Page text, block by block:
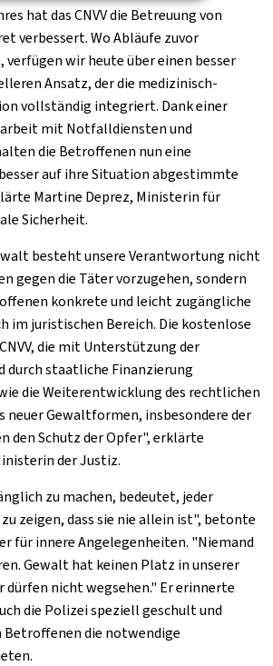
hat das CNVV die Betreuung von
verbessert. Wo Abläufe zuvor
wir heute über einen besser
Ansatz, der die medizinisch-
vollständig integriert. Dank einer
mit Notfalldiensten und
die Betroffenen nun eine
auf ihre Situation abgestimmte
Martine Deprez, Ministerin für
Sicherheit.
besteht unsere Verantwortung nicht
gegen die Täter vorzugehen, sondern
konkrete und leicht zugängliche
im juristischen Bereich. Die kostenlose
die mit Unterstützung der
durch staatliche Finanzierung
die Weiterentwicklung des rechtlichen
neuer Gewaltformen, insbesondere der
den Schutz der Opfer", erklärte
der Justiz.
zu machen, bedeutet, jeder
zeigen, dass sie nie allein ist", betonte
für innere Angelegenheiten. "Niemand
Gewalt hat keinen Platz in unserer
dürfen nicht wegsehen." Er erinnerte
die Polizei speziell geschult und
die notwendige